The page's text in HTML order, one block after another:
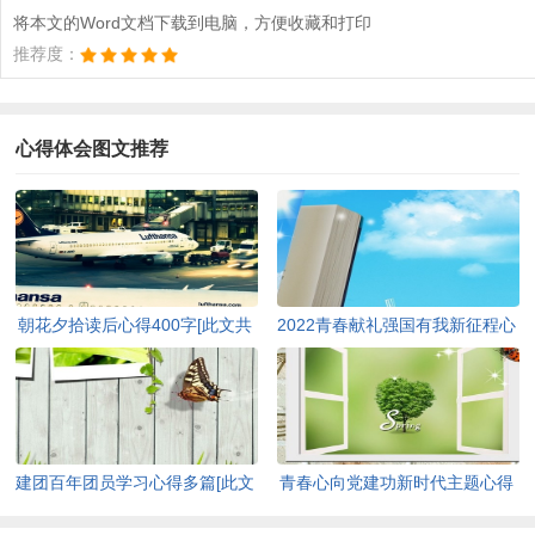
将本文的Word文档下载到电脑，方便收藏和打印
推荐度：
心得体会图文推荐
朝花夕拾读后心得400字[此文共
3965字]
2022青春献礼强国有我新征程心
得及启迪多篇[此文共4095字]
建团百年团员学习心得多篇[此文
青春心向党建功新时代主题心得